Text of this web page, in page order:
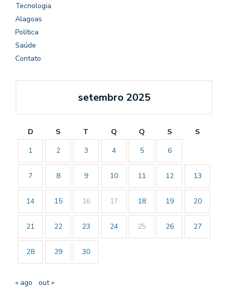
Tecnologia
Alagoas
Política
Saúde
Contato
setembro 2025
D S T Q Q S
S
1
2 3 4 5 6
7 8 9 10 11 12 13
14 15 16 17 18 19 20
21 22 23 24 25 26 27
28 29 30
« ago out »